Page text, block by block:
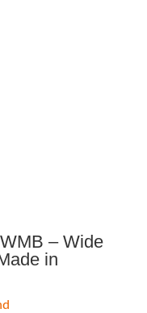
– Wide
in